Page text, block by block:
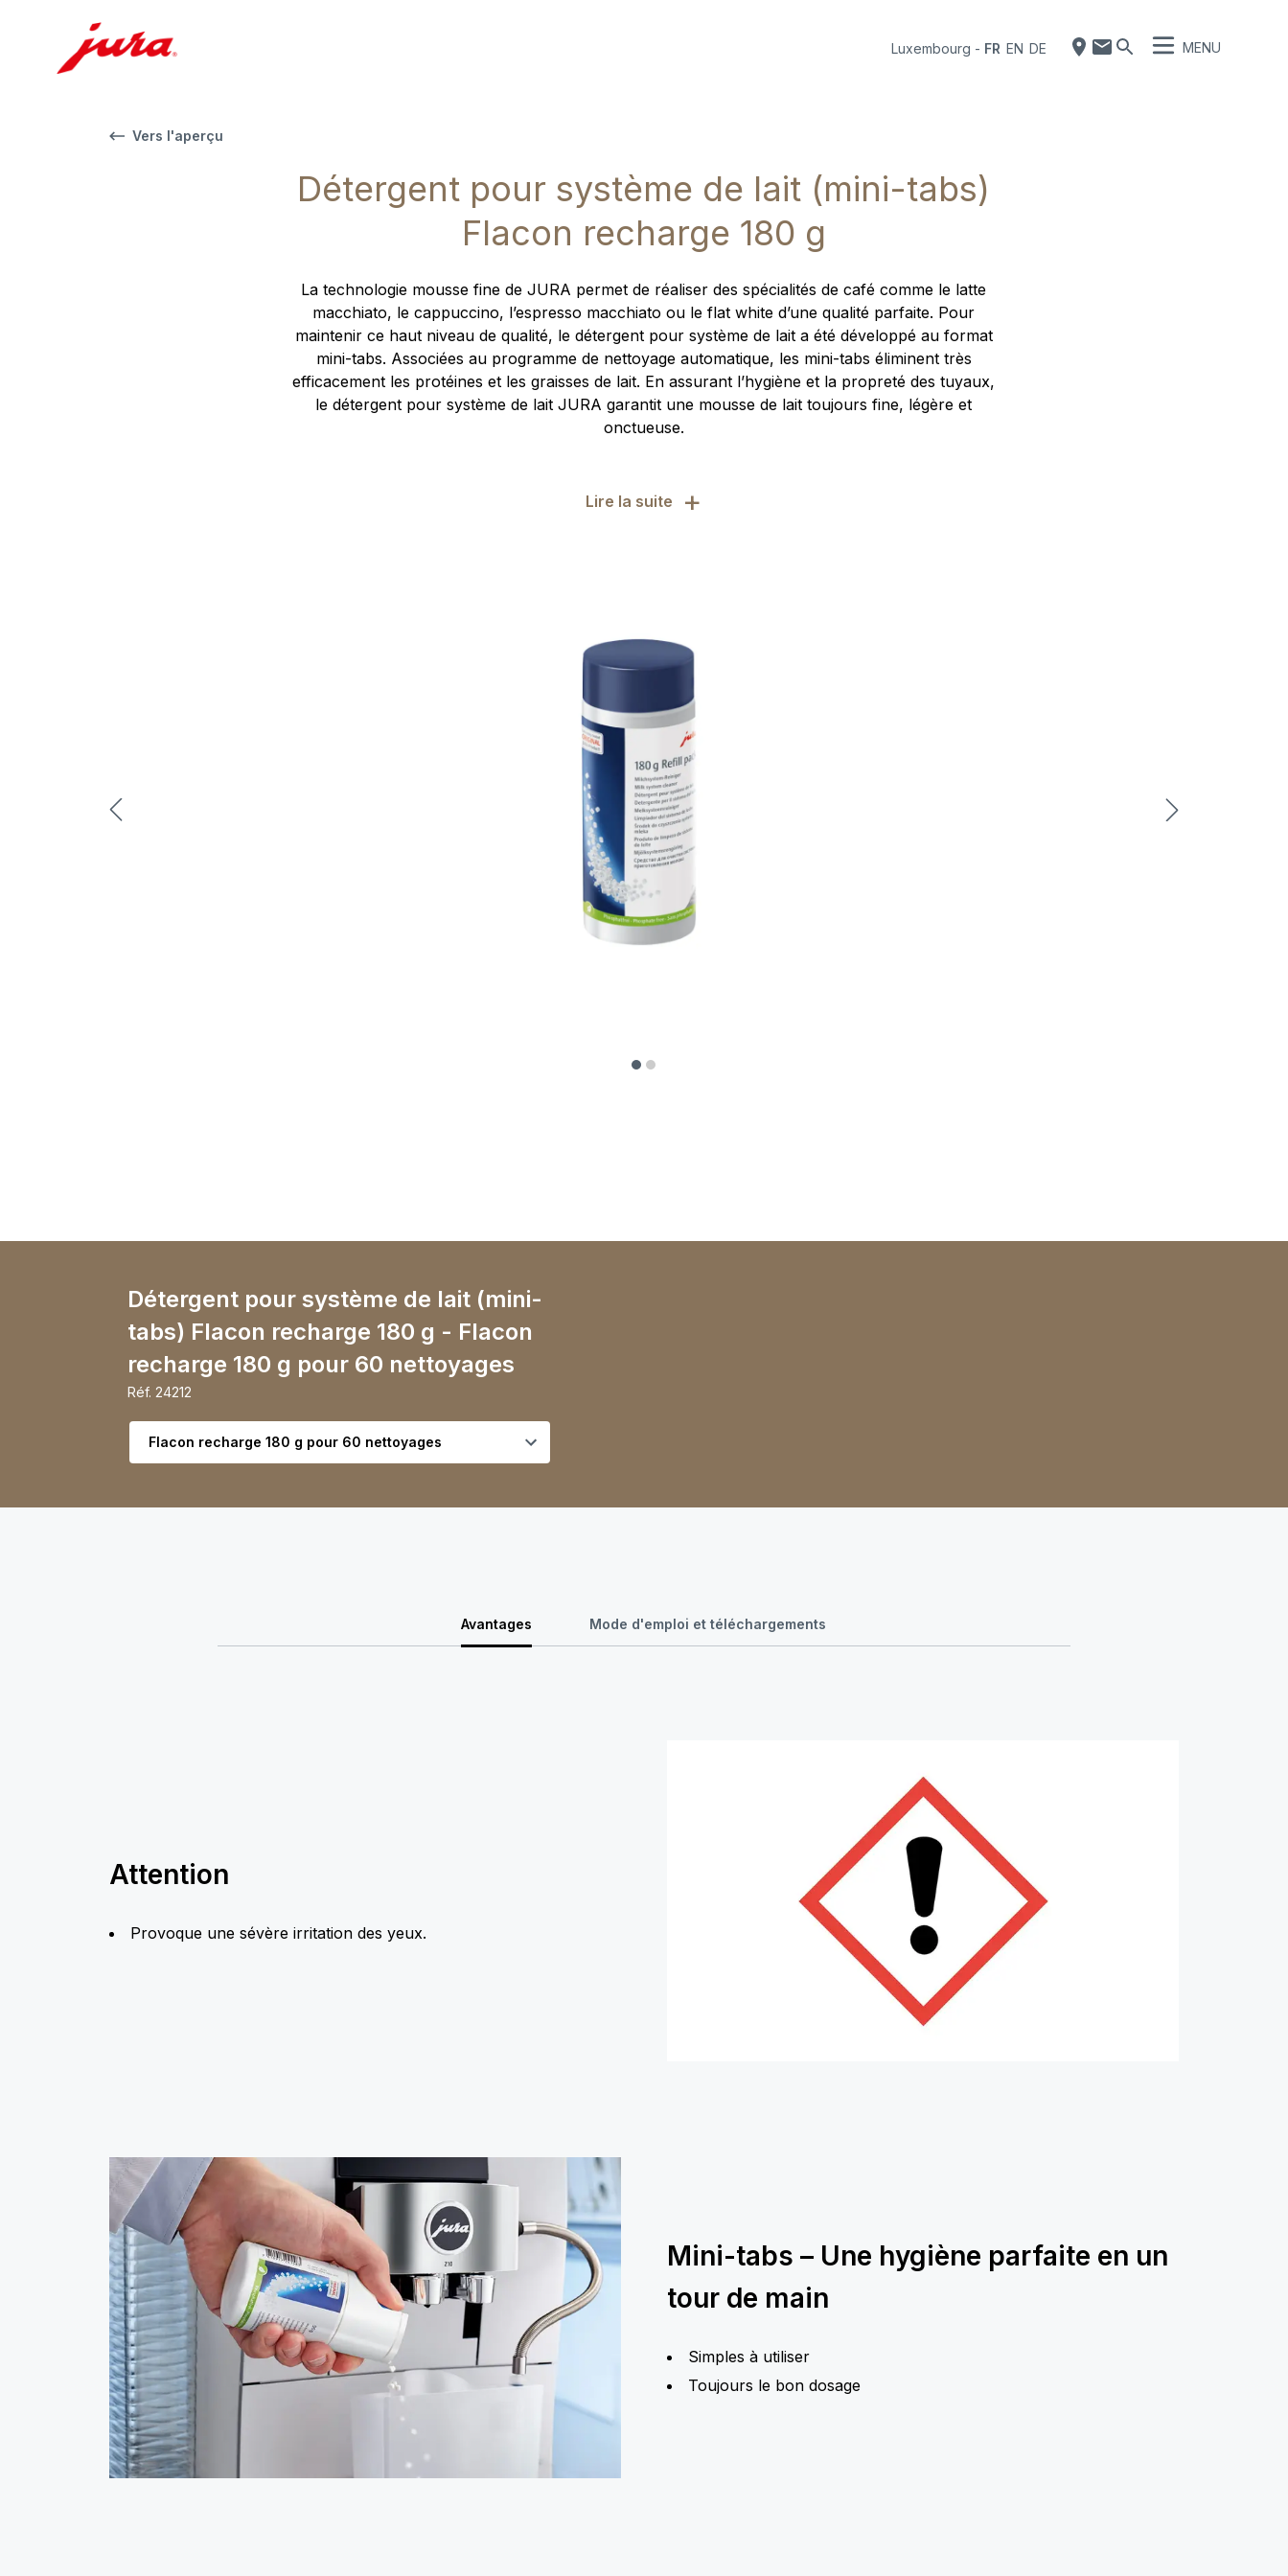
Luxembourg - FR EN DE MENU
Vers l'aperçu
Détergent pour système de lait (mini-tabs)
Flacon recharge 180 g
La technologie mousse fine de JURA permet de réaliser des spécialités de café comme le latte
macchiato, le cappuccino, l’espresso macchiato ou le flat white d’une qualité parfaite. Pour
maintenir ce haut niveau de qualité, le détergent pour système de lait a été développé au format
mini-tabs. Associées au programme de nettoyage automatique, les mini-tabs éliminent très
efficacement les protéines et les graisses de lait. En assurant l’hygiène et la propreté des tuyaux,
le détergent pour système de lait JURA garantit une mousse de lait toujours fine, légère et
onctueuse.
Lire la suite +
Choisir la variante
Détergent pour système de lait (mini-
tabs) Flacon recharge 180 g - Flacon
recharge 180 g pour 60 nettoyages
Réf. 24212
Avantages Mode d'emploi et téléchargements
Attention
Provoque une sévère irritation des yeux.
Mini-tabs – Une hygiène parfaite en un
tour de main
Simples à utiliser
Toujours le bon dosage